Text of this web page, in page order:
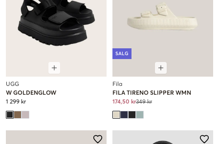
UGG
W GOLDENGLOW
1 299 kr
SALG
Fila
FILA TIRENO SLIPPER WMN
174,50 kr349 kr